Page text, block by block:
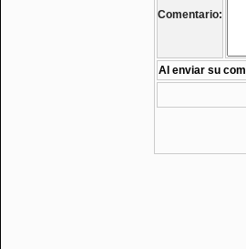
Comentario:
Al enviar su